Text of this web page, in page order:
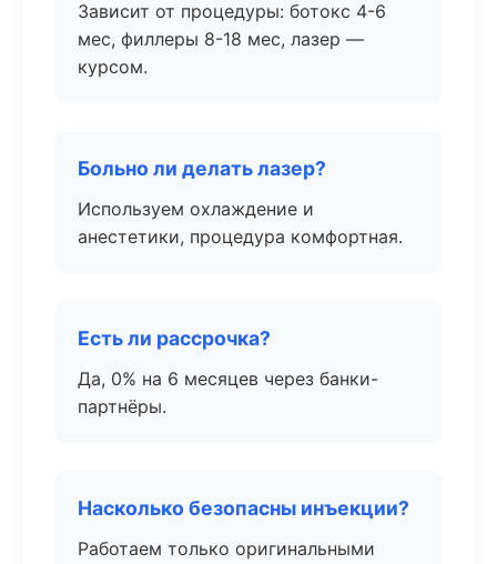
Зависит от процедуры: ботокс 4-6
мес, филлеры 8-18 мес, лазер —
курсом.
Больно ли делать лазер?
Используем охлаждение и
анестетики, процедура комфортная.
Есть ли рассрочка?
Да, 0% на 6 месяцев через банки-
партнёры.
Насколько безопасны инъекции?
Работаем только оригинальными